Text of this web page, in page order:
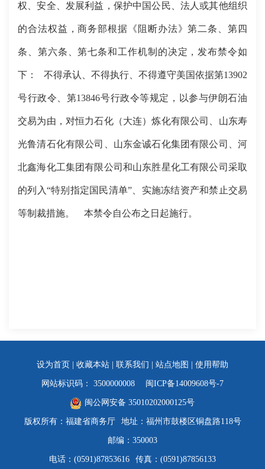
权、安全、发展利益，保护中国公民、法人或其他组织
的合法权益，商务部根据《阻断办法》第二条、第四
条、第六条、第七条和工作机制的决定，发布禁令如
下： 不得承认、不得执行、不得遵守美国依据第13902
号行政令、第13846号行政令等规定，以参与伊朗石油
交易为由，对恒力石化（大连）炼化有限公司、山东寿
光鲁清石化有限公司、山东金诚石化集团有限公司、河
北鑫海化工集团有限公司和山东胜星化工有限公司采取
的列入“特别指定国民清单”、实施冻结资产和禁止交易
等制裁措施。 本禁令自公布之日起施行。
设为首页 收藏本站 联系我们 站点地图 使用帮助
网站标识码： 3500000008 闽ICP备14009608号-7
闽公网安备 35010202000125号
版权所有：福建省商务厅 地址：福州市鼓楼区铜盘路118号
邮编：350003
电话：(0591)87853616 传真：(0591)87856133